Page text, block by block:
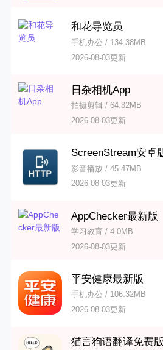
和花导览员
手机办公 / 134.38MB
2026-08-03更新
日杂相机App
拍摄剪辑 / 64.32MB
2026-08-03更新
ScreenStream安卓
影音播放 / 45.47MB
2026-08-03更新
AppChecker最新版
学习教育 / 4.0MB
2026-08-03更新
平安健康最新版
手机办公 / 106.32MB
2026-08-03更新
猫言狗语翻译免费版